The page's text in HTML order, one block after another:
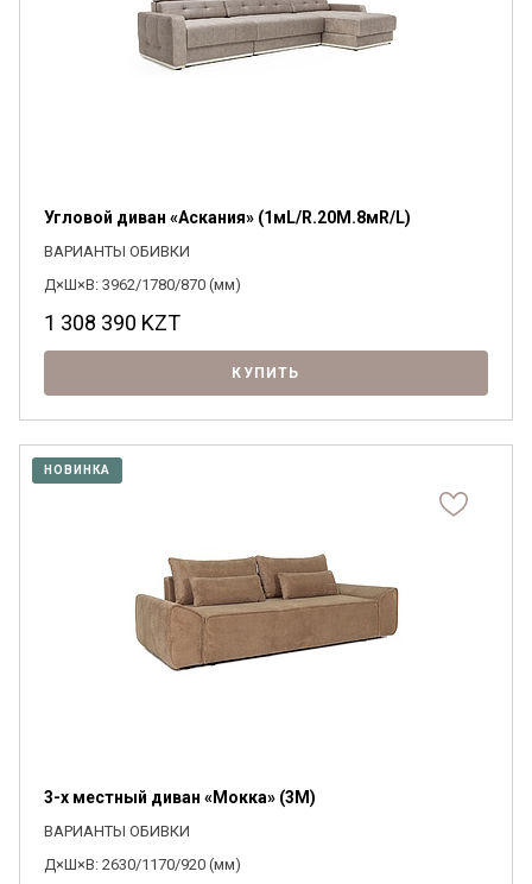
Угловой диван «Аскания» (1мL/R.20M.8мR/L)
ВАРИАНТЫ ОБИВКИ
Д×Ш×В: 3962/1780/870 (мм)
1 308 390 KZT
КУПИТЬ
НОВИНКА
3-х местный диван «Мокка» (3M)
ВАРИАНТЫ ОБИВКИ
Д×Ш×В: 2630/1170/920 (мм)